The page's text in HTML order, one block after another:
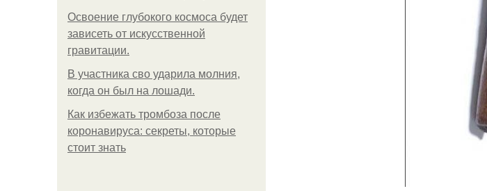
Освоение глубокого космоса будет
зависеть от искусственной
гравитации.
В участника сво ударила молния,
когда он был на лошади.
Как избежать тромбоза после
коронавируса: секреты, которые
стоит знать